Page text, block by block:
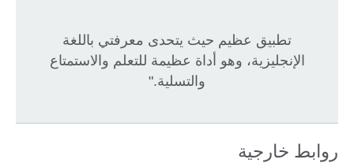
تطبيق عظيم حيث يتحدى معرفتي باللغة
الإنجليزية، وهو أداة عظيمة للتعلم والاستمتاع
والتسلية."
روابط خارجية